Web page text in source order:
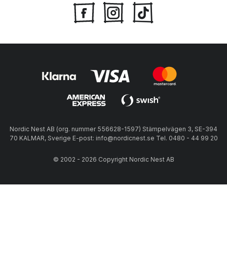
Nordic Nest AB (org. nummer 556628-1597) Stämpelvägen 3, SE-394
70 KALMAR, Sverige E-post: info@nordicnest.se Tel. 0480 - 44 99 20
© 2002 - 2026 Copyright Nordic Nest AB